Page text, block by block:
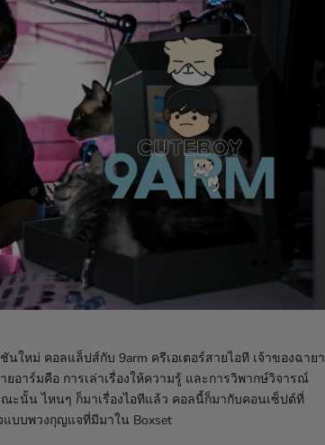
ใหม่ คอลแล็ปส์กับ 9arm ครีเอเตอร์สายไอที เจ้าของฉายา
าร์มคือ การเล่าเรื่องให้ความรู้ และการวิพากษ์วิจารณ์
ะนั้น ไหนๆ ก็มาเรื่องไอทีแล้ว คอลนี้ก็มากับคอนเซ็ปต์ที่
แบบพวงกุญแจที่มีมาใน Boxset